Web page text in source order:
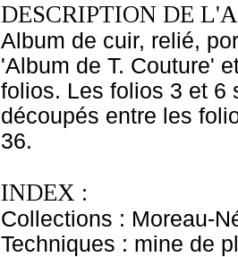
DESCRIPTION DE
Album de cuir, relié,
'Album de T. Couture'
folios. Les folios 3 et 6
découpés entre les
36.
INDEX :
Collections : Moreau-
Techniques : mine de